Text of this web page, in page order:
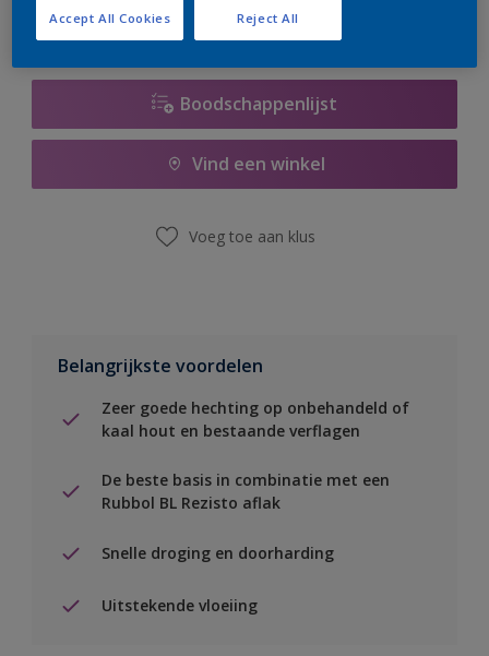
Boodschappenlijst
Vind een winkel
Voeg toe aan klus
Belangrijkste voordelen
Zeer goede hechting op onbehandeld of
kaal hout en bestaande verflagen
De beste basis in combinatie met een
Rubbol BL Rezisto aflak
Snelle droging en doorharding
Uitstekende vloeiing
Reject All
Accept All Cookies